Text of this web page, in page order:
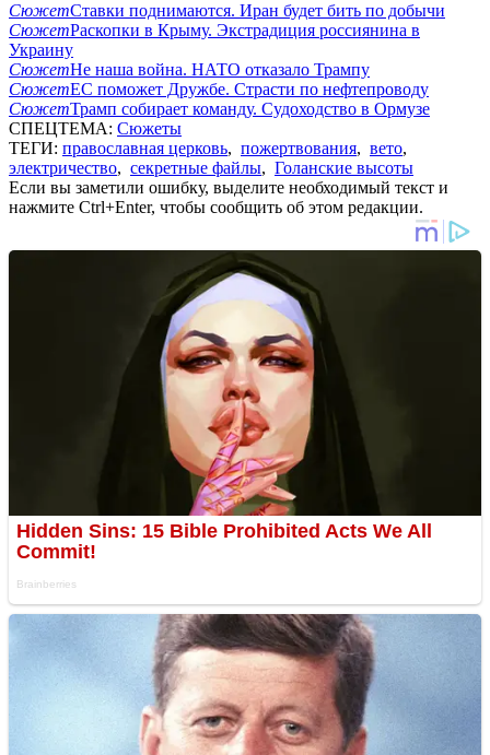
СюжетСтавки поднимаются. Иран будет бить по добычи
СюжетРаскопки в Крыму. Экстрадиция россиянина в
Украину
СюжетНе наша война. НАТО отказало Трампу
СюжетЕС поможет Дружбе. Страсти по нефтепроводу
СюжетТрамп собирает команду. Судоходство в Ормузе
СПЕЦТЕМА: Сюжеты
ТЕГИ: православная церковь, пожертвования, вето,
электричество, секретные файлы, Голанские высоты
Если вы заметили ошибку, выделите необходимый текст и
нажмите Ctrl+Enter, чтобы сообщить об этом редакции.